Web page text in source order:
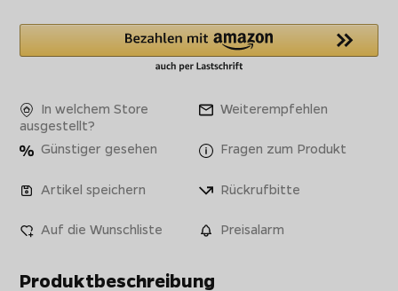
In welchem Store
ausgestellt?
Weiterempfehlen
Günstiger gesehen Fragen zum Produkt
Artikel speichern Rückrufbitte
Auf die Wunschliste Preisalarm
Produktbeschreibung